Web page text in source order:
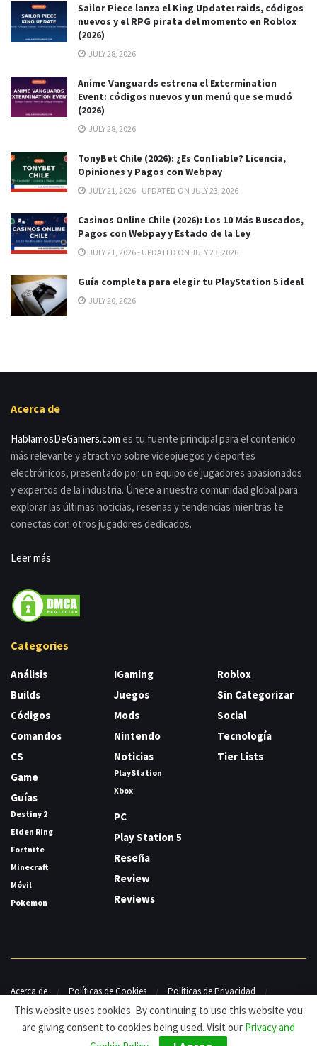
Sailor Piece lanza el King Update: raids, códigos
nuevos y el RPG pirata del momento en Roblox
(2026)
JULY 28, 2026
Anime Vanguards estrena el Extermination
Event: códigos nuevos y un menú que se mudó
(2026)
JULY 28, 2026
TonyBet Chile (2026): ¿Es Confiable? Licencia,
Opiniones y Pagos con Webpay
JULY 21, 2026 - UPDATED ON JULY 23, 2026
Casinos Online Chile (2026): Los 10 Más Buscados,
Pagos con Webpay y Estado de la Ley
JULY 21, 2026 - UPDATED ON JULY 23, 2026
Guía completa para elegir tu PlayStation 5 ideal
JULY 20, 2026
Acerca de
HablamosDeGamers.com es tu fuente principal para el contenido
más relevante y atractivo sobre videojuegos y deportes
electrónicos, presentado por un equipo de jugadores apasionados
y expertos de la industria. Únete a nuestra comunidad global para
explorar las últimas noticias, reseñas y tendencias mientras te
conectas con otros jugadores dedicados.
Leer más
Categories
Análisis
Builds
Códigos
Comandos
CS
Game
Guías
Destiny 2
Elden Ring
Fortnite
Minecraft
Móvil
Pokemon
IGaming
Juegos
Mods
Nintendo
Noticias
PlayStation
Xbox
PC
Play Station 5
Reseña
Review
Reviews
Roblox
Sin Categorizar
Social
Tecnología
Tier Lists
Acerca de Políticas de Cookies
Políticas de Privacidad
Contacto
© HDG Hablamos de Gamers 2026.
This website uses cookies. By continuing to use this website you
are giving consent to cookies being used. Visit our Privacy and